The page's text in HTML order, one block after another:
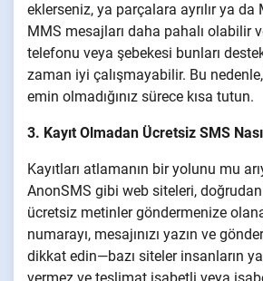
eklerseniz, ya parçalara ayrılır ya da
MMS mesajları daha pahalı olabilir
telefonu veya şebekesi bunları
zaman iyi çalışmayabilir. Bu
emin olmadığınız sürece kısa tutun.
3. Kayıt Olmadan Ücretsiz SMS
Kayıtları atlamanın bir yolunu mu
AnonSMS gibi web siteleri, doğrudan
ücretsiz metinler göndermenize
numarayı, mesajınızı yazın ve
dikkat edin—bazı siteler insanların